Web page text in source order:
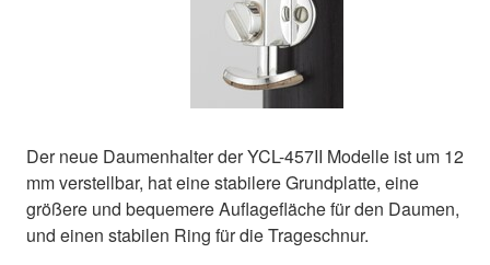
Der neue Daumenhalter der YCL-457II Modelle ist um 12
mm verstellbar, hat eine stabilere Grundplatte, eine
größere und bequemere Auflagefläche für den Daumen,
und einen stabilen Ring für die Trageschnur.